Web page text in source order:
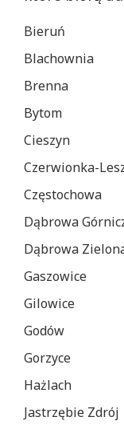
Bieruń
Blachownia
Brenna
Bytom
Cieszyn
Czerwionka-
Częstochowa
Dąbrowa
Dąbrowa
Gaszowice
Gilowice
Godów
Gorzyce
Hażlach
Jastrzębie Zdrój